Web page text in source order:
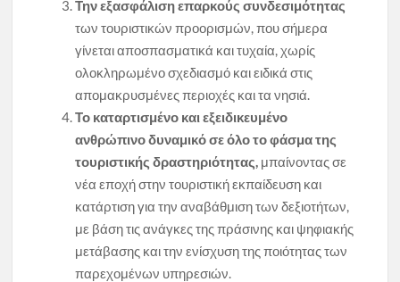
Την εξασφάλιση επαρκούς συνδεσιμότητας
των τουριστικών προορισμών, που σήμερα
γίνεται αποσπασματικά και τυχαία, χωρίς
ολοκληρωμένο σχεδιασμό και ειδικά στις
απομακρυσμένες περιοχές και τα νησιά.
Το καταρτισμένο και εξειδικευμένο
ανθρώπινο δυναμικό σε όλο το φάσμα της
τουριστικής δραστηριότητας, μπαίνοντας σε
νέα εποχή στην τουριστική εκπαίδευση και
κατάρτιση για την αναβάθμιση των δεξιοτήτων,
με βάση τις ανάγκες της πράσινης και ψηφιακής
μετάβασης και την ενίσχυση της ποιότητας των
παρεχομένων υπηρεσιών.